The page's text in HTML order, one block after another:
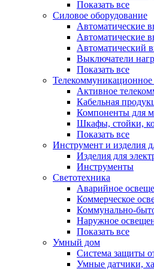
Показать все
Силовое оборудование
Автоматические
Автоматические
Автоматический
Выключатели
Показать все
Телекоммуникационное
Активное
Кабельная
Компоненты для
Шкафы, стойки,
Показать все
Инструмент и изделия
Изделия для
Инструменты
Светотехника
Аварийное
Коммерческое
Коммунально-
Наружное
Показать все
Умный дом
Система защиты
Умные датчики,